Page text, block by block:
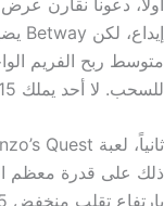
للسحب. لا أحد يملك 15 ريال من الصفر.